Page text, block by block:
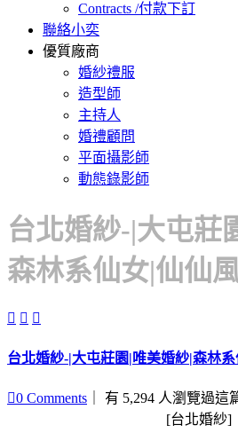
Contracts /付款下訂
聯絡小奕
優質廠商
婚紗禮服
造型師
主持人
婚禮顧問
平面攝影師
動態錄影師
台北婚紗-|大屯莊
森林系仙女|仙仙
  
台北婚紗-|大屯莊園|唯美婚紗|森林
0 Comments ｜ 有 5,294 人瀏覽過這
[台北婚紗]